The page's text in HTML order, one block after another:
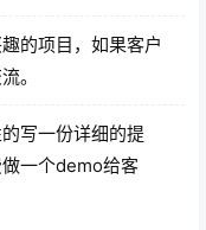
的项目，如果客户
。
写一份详细的提
一个demo给客